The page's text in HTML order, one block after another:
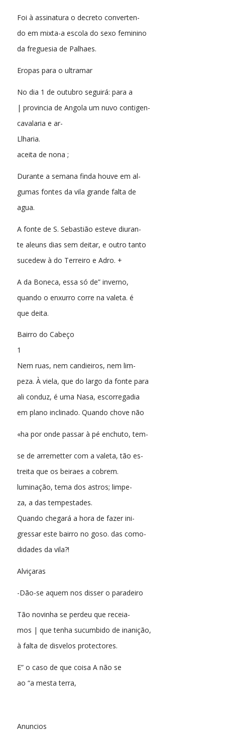
Foi à assinatura o decreto converten-
do em mixta-a escola do sexo feminino
da freguesia de Palhaes.
Eropas para o ultramar
No dia 1 de outubro seguirá: para a
| provincia de Angola um nuvo contigen-
cavalaria e ar-
Llharia.
aceita de nona ;
Durante a semana finda houve em al-
gumas fontes da vila grande falta de
agua.
A fonte de S. Sebastião esteve diuran-
te aleuns dias sem deitar, e outro tanto
sucedew à do Terreiro e Adro. +
A da Boneca, essa só de” inverno,
quando o enxurro corre na valeta. é
que deita.
Bairro do Cabeço
1
Nem ruas, nem candieiros, nem lim-
peza. À viela, que do largo da fonte para
ali conduz, é uma Nasa, escorregadia
em plano inclinado. Quando chove não
«ha por onde passar à pé enchuto, tem-
se de arremetter com a valeta, tão es-
treita que os beiraes a cobrem.
luminação, tema dos astros; limpe-
za, a das tempestades.
Quando chegará a hora de fazer ini-
gressar este bairro no goso. das como-
didades da vila?!
Alviçaras
-Dão-se aquem nos disser o paradeiro
Tão novinha se perdeu que receia-
mos | que tenha sucumbido de inanição,
à falta de disvelos protectores.
E” o caso de que coisa A não se
ao “a mesta terra,
Anuncios